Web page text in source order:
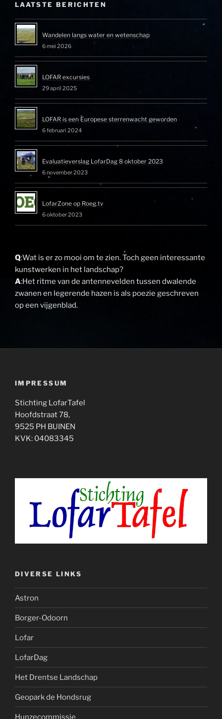
LAATSTE BERICHTEN
Wandelen langs water en wetenschap
6 mei 2026
LOFAR excursies
29 april 2025
LOFAR is een Europese sterrenwacht geworden
6 februari 2024
Evaluatieverslag LofarDag 8 oktober 2023
6 november 2023
LofarZone op Roeg.tv
6 oktober 2023
Q:Wat is er zo mooi om te zien. Toch geen interessante
kunstwerken in het landschap?
A:Het ritme van de antennevelden tussen dwalende
zwanen en legerende hazen is als poezie geschreven
op een vijgenblad.
IMPRESSUM
Stichting LofarTafel
Hoofdstraat 78,
9525 PH BUINEN
KVK: 04083345
DIVERSE LINKS
Astron
Borger-Odoorn
Lofar
LofarDag
Het Drentse Landschap
Geopark de Hondsrug
Hunzecommissie